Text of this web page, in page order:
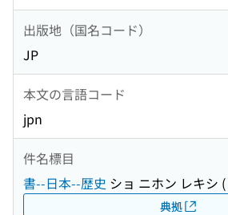
出版地（国名コード）
JP
本文の言語コード
jpn
件名標目
書--日本--歴史 ショ ニホン レキシ (
典拠